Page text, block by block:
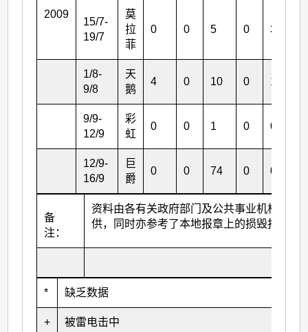
2009
15/7-
19/7
莫
拉
菲
0 0 5 0 3
1/8-
9/8
天
鹅
4 0 10 0 1
9/9-
12/9
彩
虹
0 0 1 0 0
12/9-
16/9
巨
爵
0 0 74 0 0
备
注：
资料由各有关政府部门及公共事业机构提
供，同时亦参考了本地报章上的损毁报导。
* 缺乏数据
+ 被雷电击中